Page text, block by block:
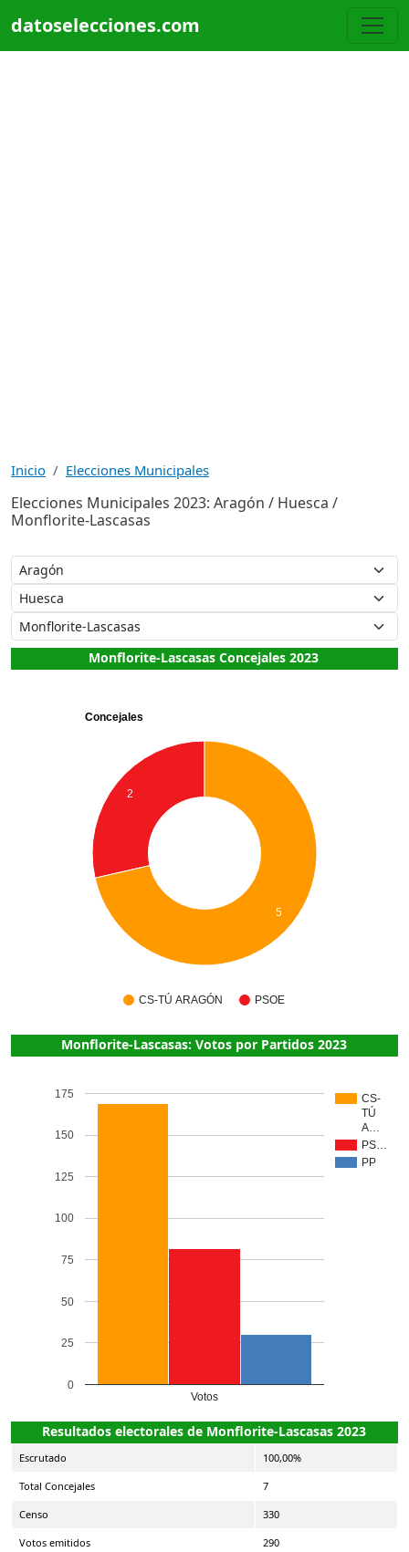
datoselecciones.com
Inicio Elecciones Municipales
Elecciones Municipales 2023: Aragón / Huesca /
Monflorite-Lascasas
Monflorite-Lascasas Concejales 2023
Concejales
CS-TÚ ARAGÓN PSOE
2
5
Monflorite-Lascasas: Votos por Partidos 2023
CS-
TÚ
A…
PS…
PP
Votos
0
25
50
75
100
125
150
175
Resultados electorales de Monflorite-Lascasas 2023
Escrutado 100,00%
Total Concejales 7
Censo 330
Votos emitidos 290